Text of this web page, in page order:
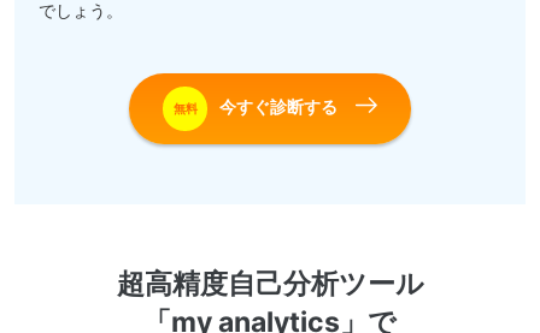
でしょう。
無料 今すぐ診断する
超高精度自己分析ツール
「my analytics」で